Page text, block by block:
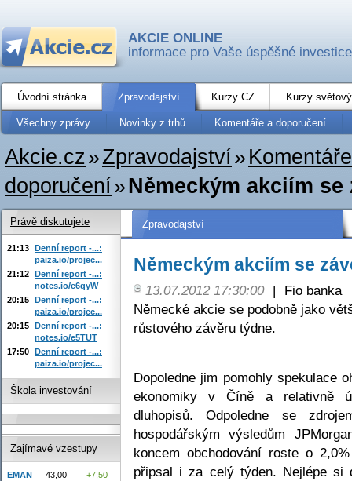
AKCIE ONLINE
informace pro Vaše úspěšné investice
Úvodní stránka Zpravodajství Kurzy CZ Kurzy
Všechny zprávy Novinky z trhů Komentáře a doporučení
Akcie.cz»Zpravodajství»
doporučení»Německým akciím
Zpravodajství
Německým akciím se
13.07.2012 17:30:00 |
Fio banka
Německé akcie se podobně jako
růstového závěru týdne.
Dopoledne jim pomohly spekulace
ekonomiky v Číně a relativně
dluhopisů. Odpoledne se
hospodářským výsledům
koncem obchodování roste o
připsal i za celý týden. Nejlépe si
Právě diskutujete
21:13 Denní report -...:
paiza.io/projec...
21:12 Denní report -...:
notes.io/e6qyW
20:15 Denní report -...:
paiza.io/projec...
20:15 Denní report -...:
notes.io/e5TUT
17:50 Denní report -...:
paiza.io/projec...
Škola investování
Zajímavé vzestupy
EMAN 43,00
+7,50